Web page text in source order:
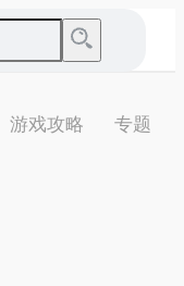
游戏攻略 专题